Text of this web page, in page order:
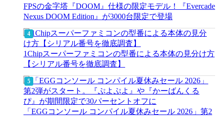
FPSの金字塔『DOOM』仕様の限定モデル！『Evercade
Nexus DOOM Edition』が3000台限定で登場
1Chipスーパーファミコンの型番による本体の見分け方
【シリアル番号を徹底調査】
「EGGコンソール コンパイル夏休みセール 2026」第2